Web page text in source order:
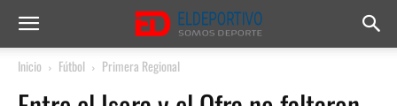
Inicio Fútbol Primera Regional